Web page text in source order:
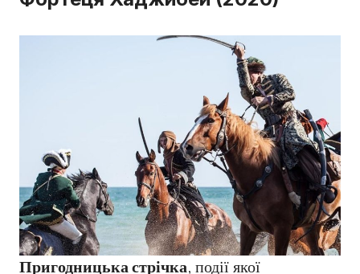
Пригодницька стрічка, події якої